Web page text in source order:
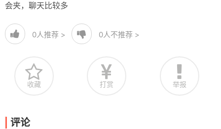
会夹，聊天比较多
0人推荐 > 0人不推荐 >
收藏 打赏 举报
评论